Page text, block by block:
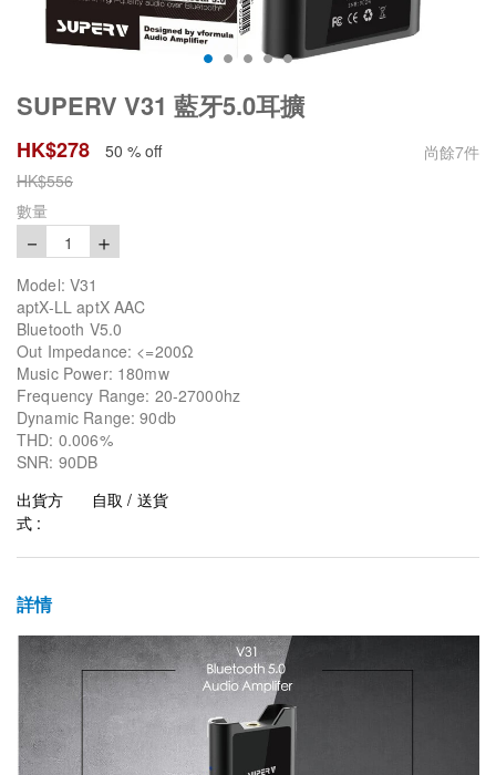
SUPERV V31 藍牙5.0耳擴
HK$278 50 % off 尚餘7件
HK$556
數量
－ 1 ＋
Model: V31
aptX-LL aptX AAC
Bluetooth V5.0
Out Impedance: <=200Ω
Music Power: 180mw
Frequency Range: 20-27000hz
Dynamic Range: 90db
THD: 0.006%
SNR: 90DB
出貨方
式 :
自取 / 送貨
詳情